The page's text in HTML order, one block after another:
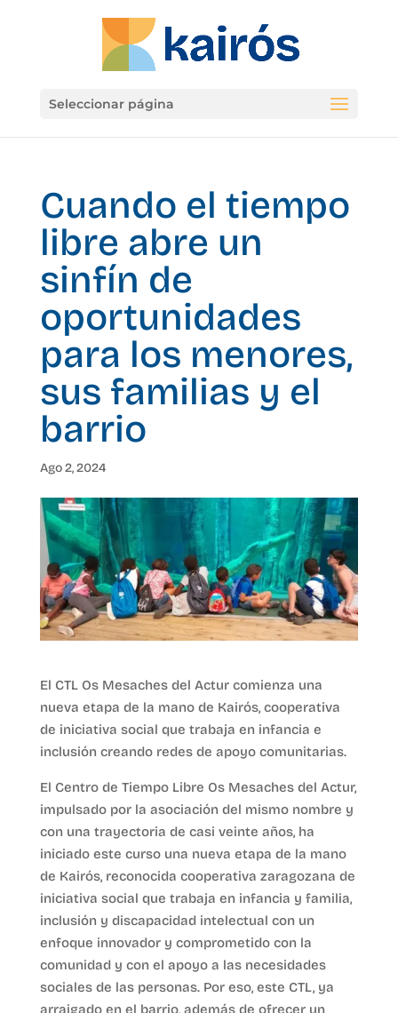
Seleccionar página
Cuando el tiempo
libre abre un
sinfín de
oportunidades
para los menores,
sus familias y el
barrio
Ago 2, 2024
El CTL Os Mesaches del Actur comienza una
nueva etapa de la mano de Kairós, cooperativa
de iniciativa social que trabaja en infancia e
inclusión creando redes de apoyo comunitarias.
El Centro de Tiempo Libre Os Mesaches del Actur,
impulsado por la asociación del mismo nombre y
con una trayectoria de casi veinte años, ha
iniciado este curso una nueva etapa de la mano
de Kairós, reconocida cooperativa zaragozana de
iniciativa social que trabaja en infancia y familia,
inclusión y discapacidad intelectual con un
enfoque innovador y comprometido con la
comunidad y con el apoyo a las necesidades
sociales de las personas. Por eso, este CTL, ya
arraigado en el barrio, además de ofrecer un